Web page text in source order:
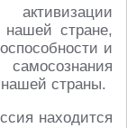
нашей стране,
и
нашей страны.
находится